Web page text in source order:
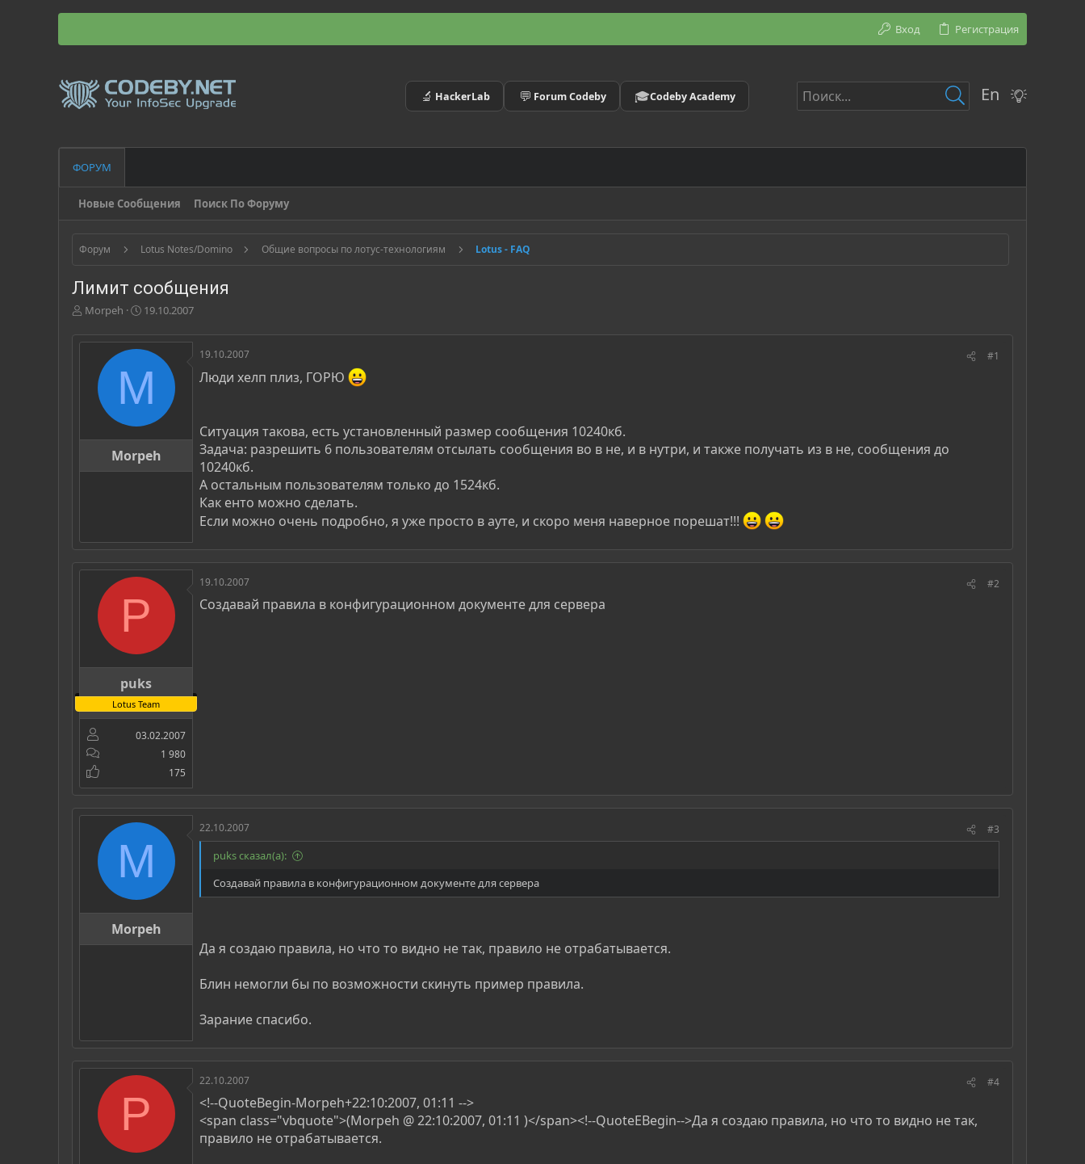
Вход Регистрация
🔬 HackerLab 💬 Forum Codeby 🎓Codeby Academy En
ФОРУМ
Новые Сообщения Поиск По Форуму
Форум Lotus Notes/Domino Общие вопросы по лотус-технологиям Lotus - FAQ
Лимит сообщения
А
т
Morpeh
Д
т
а
а
л
а
19.10.2007
M
Morpeh
19.10.2007 #1
Люди хелп плиз, ГОРЮ
Ситуация такова, есть установленный размер сообщения 10240кб.
Задача: разрешить 6 пользователям отсылать сообщения во в не, и в нутри, и также получать из в не, сообщения до
10240кб.
А остальным пользователям только до 1524кб.
Как енто можно сделать.
Если можно очень подробно, я уже просто в ауте, и скоро меня наверное порешат!!!
P
puks
Lotus Team
03.02.2007
1 980
175
19.10.2007 #2
Создавай правила в конфигурационном документе для сервера
M
Morpeh
22.10.2007 #3
puks сказал(а):
Создавай правила в конфигурационном документе для сервера
Да я создаю правила, но что то видно не так, правило не отрабатывается.
Блин немогли бы по возможности скинуть пример правила.
Зарание спасибо.
P
22.10.2007 #4
<!--QuoteBegin-Morpeh+22:10:2007, 01:11 -->
<span class="vbquote">(Morpeh @ 22:10:2007, 01:11 )</span><!--QuoteEBegin-->Да я создаю правила, но что то видно не так,
правило не отрабатывается.